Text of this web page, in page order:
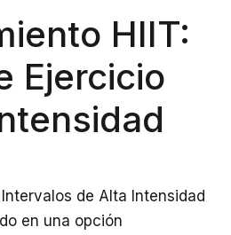
HIIT:
Ejercicio
de Alta Intensidad
en una opción